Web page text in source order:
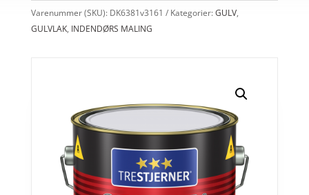
Varenummer (SKU): DK6381v3161 Kategorier:GULV,
GULVLAK, INDENDØRS MALING